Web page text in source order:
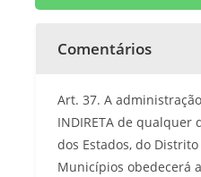
Comentários
Art. 37. A
INDIRETA de qualquer
dos Estados, do
Municípios obedecerá